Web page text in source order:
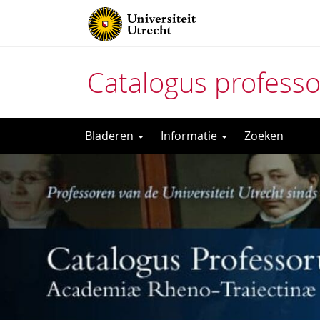
Catalogus
naar
het
inhoud
Bladeren Informatie Zoeken